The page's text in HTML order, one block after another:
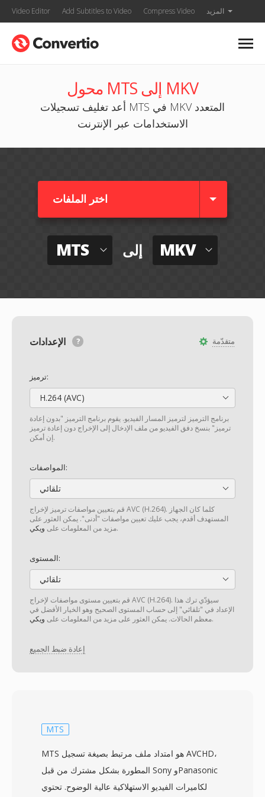
Video Editor Add Subtitles to Video Compress Video المزيد
محول MTS إلى MKV
أعد تغليف تسجيلات MTS في MKV المتعدد
الاستخدامات عبر الإنترنت
اختر الملفات
MTS إلى MKV
متقدّمة
ترميز:
H.264 (AVC)
برنامج الترميز لترميز المسار الفيديو. يقوم برنامج الترميز "بدون إعادة
ترميز" بنسخ دفق الفيديو من ملف الإدخال إلى الإخراج دون إعادة ترميز
إن أمكن.
المواصفات:
تلقائي
قم بتعيين مواصفات ترميز لإخراج AVC (H.264). كلما كان الجهاز
المستهدف أقدم، يجب عليك تعيين مواصفات "أدنى". يمكن العثور على
مزيد من المعلومات على ويكي .
المستوى:
تلقائي
قم بتعيين مستوى مواصفات لإخراج AVC (H.264). سيؤدّي ترك هذا
الإعداد في "تلقائي" إلى حساب المستوى الصحيح وهو الخيار الأفضل في
معظم الحالات. يمكن العثور على مزيد من المعلومات على ويكي .
إعادة ضبط الجميع
MTS
MTS هو امتداد ملف مرتبط بصيغة تسجيل AVCHD،
المطورة بشكل مشترك من قبل Sony وPanasonic
لكاميرات الفيديو الاستهلاكية عالية الوضوح. تحتوي